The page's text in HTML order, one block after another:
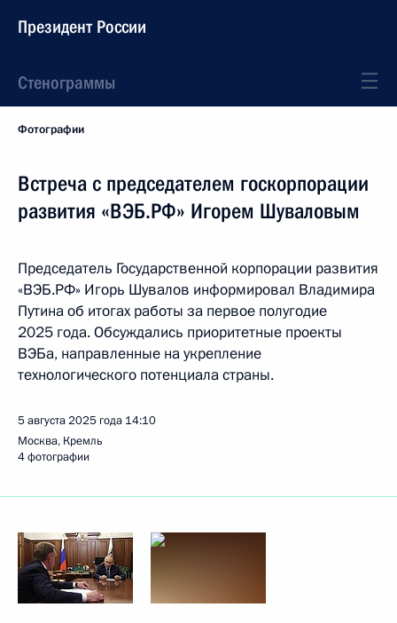
Президент России
Стенограммы
Фотографии
Встреча с председателем госкорпорации
развития «ВЭБ.РФ» Игорем Шуваловым
Председатель Государственной корпорации развития
«ВЭБ.РФ» Игорь Шувалов информировал Владимира
Путина об итогах работы за первое полугодие
2025 года. Обсуждались приоритетные проекты
ВЭБа, направленные на укрепление
технологического потенциала страны.
5 августа 2025 года 14:10
Москва, Кремль
4 фотографии